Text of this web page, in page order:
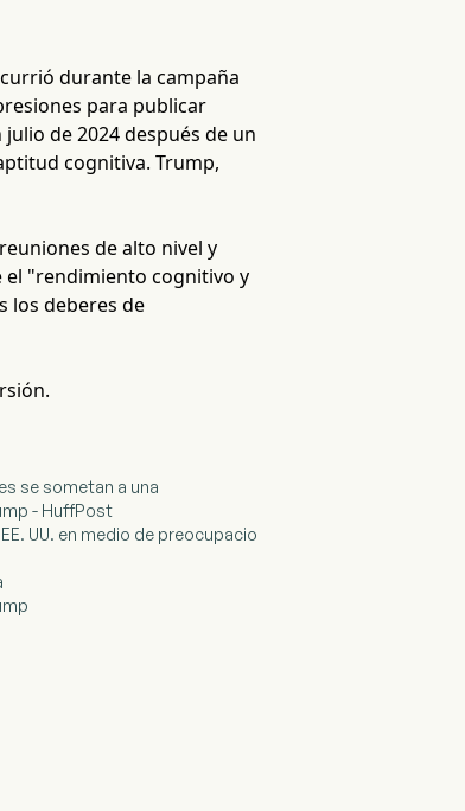
durante la campaña
para publicar
de 2024 después de un
cognitiva. Trump,
de alto nivel y
el "rendimiento cognitivo y
los deberes de
se sometan a una
- HuffPost
UU. en medio de preocupacio